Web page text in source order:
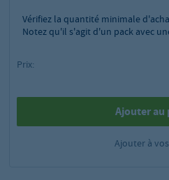
Vérifiez la quantité minimale
Notez qu'il s'agit d'un pack avec
Prix:
Ajouter au
Ajouter à